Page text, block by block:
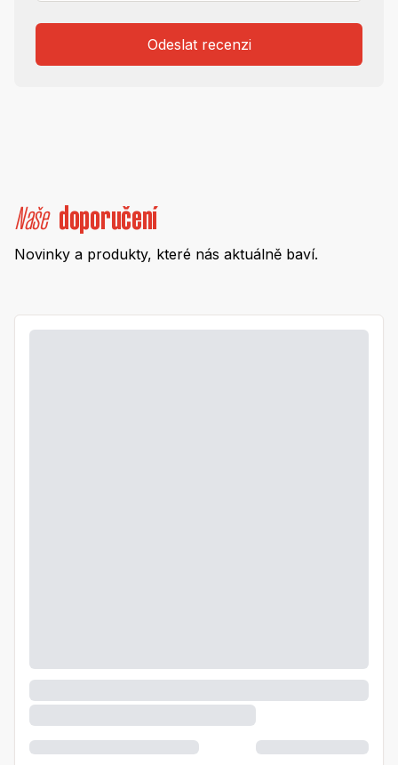
Odeslat recenzi
Naše doporučení
Novinky a produkty, které nás aktuálně baví.